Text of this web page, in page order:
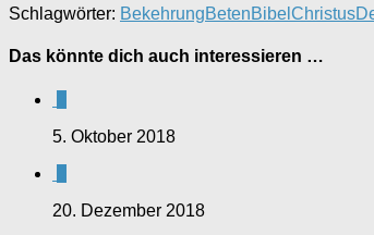
Schlagwörter: BekehrungBetenBibel Christus
Das könnte dich auch interessieren …
5. Oktober 2018
20. Dezember 2018